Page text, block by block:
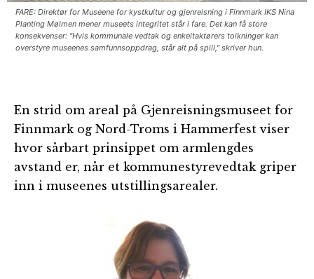
FARE: Direktør for Museene for kystkultur og gjenreisning i Finnmark IKS Nina
Planting Mølmen mener museets integritet står i fare. Det kan få store
konsekvenser: "Hvis kommunale vedtak og enkeltaktørers tolkninger kan
overstyre museenes samfunnsoppdrag, står alt på spill," skriver hun.
En strid om areal på Gjenreisningsmuseet for
Finnmark og Nord-Troms i Hammerfest viser
hvor sårbart prinsippet om armlengdes
avstand er, når et kommunestyrevedtak griper
inn i museenes utstillingsarealer.